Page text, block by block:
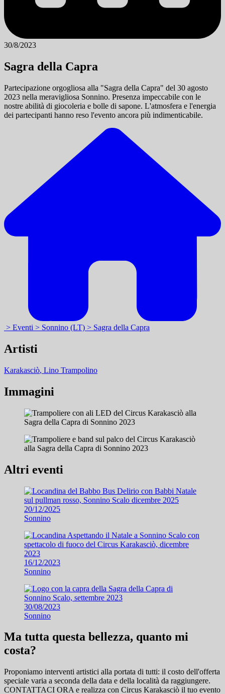
30/8/2023
Sagra della Capra
Partecipazione orgogliosa alla "Sagra della Capra" del 30 agosto
2023 nella meravigliosa Sonnino. Presenza impeccabile con le
nostre abilità di giocoleria e bolle di sapone. L'atmosfera e l'energia
dei partecipanti hanno reso l'evento ancora più indimenticabile.
> Eventi > Sonnino (LT) > Sagra della Capra
Artisti
Karakasciò, Lino Trampolino
Immagini
Altri eventi
20/12/2025
Sonnino
16/12/2023
Sonnino
30/08/2023
Sonnino
Ma tutta questa bellezza, quanto mi
costa?
Proponiamo interventi artistici alla portata di tutti: il costo dell'offerta
speciale varia a seconda della data e della località da raggiungere.
CONTATTACI ORA e realizza con Circus Karakasciò il tuo evento